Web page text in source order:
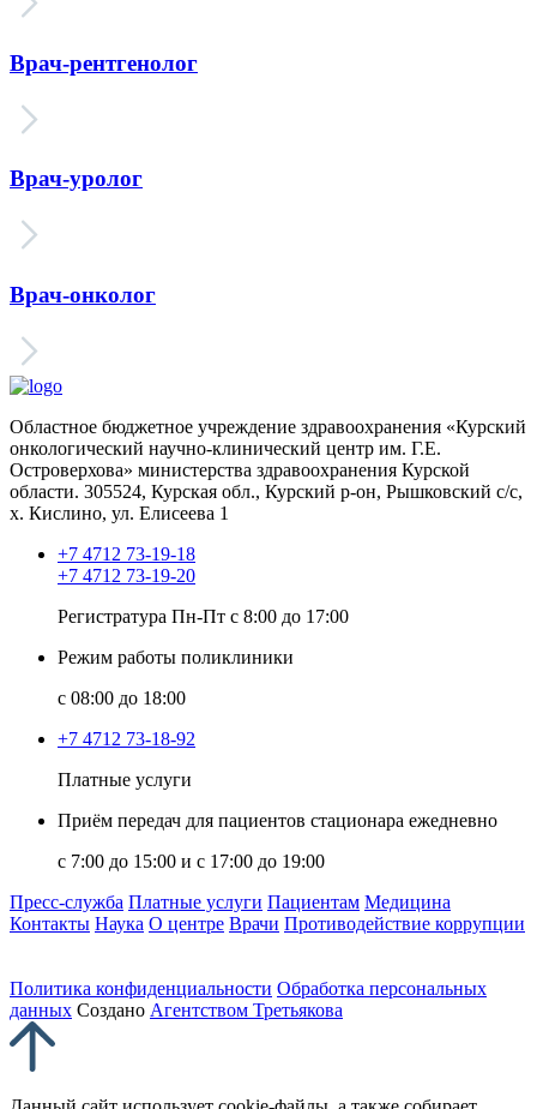
Врач-рентгенолог
Врач-уролог
Врач-онколог
Областное бюджетное учреждение здравоохранения «Курский
онкологический научно-клинический центр им. Г.Е.
Островерхова» министерства здравоохранения Курской
области. 305524, Курская обл., Курский р-он, Рышковский с/с,
х. Кислино, ул. Елисеева 1
+7 4712 73-19-18
+7 4712 73-19-20
Регистратура Пн-Пт с 8:00 до 17:00
Режим работы поликлиники
с 08:00 до 18:00
+7 4712 73-18-92
Платные услуги
Приём передач для пациентов стационара ежедневно
с 7:00 до 15:00 и с 17:00 до 19:00
Пресс-служба Платные услуги Пациентам Медицина
Контакты Наука О центре Врачи Противодействие коррупции
Политика конфиденциальности Обработка персональных
данных Создано Агентством Третьякова